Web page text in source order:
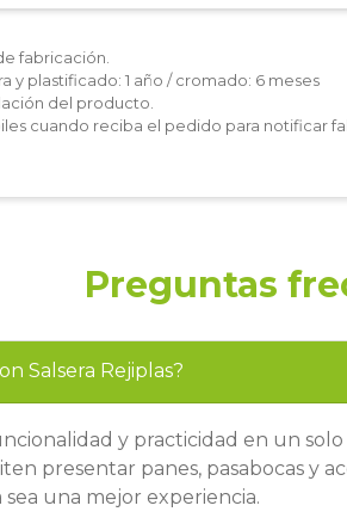
fabricación.
y plastificado: 1 año / cromado: 6 meses
del producto.
cuando reciba el pedido para notificar
Preguntas
Salsera Rejiplas?
y practicidad en un
presentar panes, pasabocas y
una mejor experiencia.